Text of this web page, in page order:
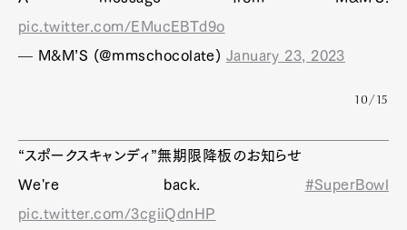
pic.twitter.com/EMucEBTd9o
— M&M’S (@mmschocolate) January 23, 2023
10/15
“スポークスキャンディ”無期限降板のお知らせ
We're back. #SuperBowl
pic.twitter.com/3cgiiQdnHP